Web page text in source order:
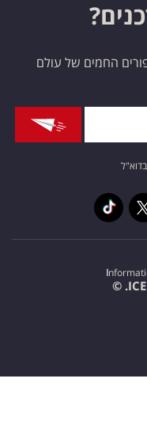
החמים של עולם
I